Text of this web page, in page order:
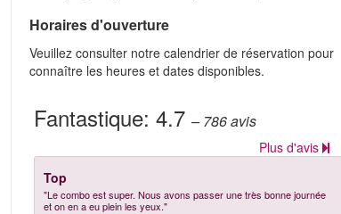
Horaires d'ouverture
Veuillez consulter notre calendrier de réservation pour
connaître les heures et dates disponibles.
Fantastique:4.7– 786avis
Plus d'avis
Top
"Le combo est super. Nous avons passer une très bonne journée
et on en a eu plein les yeux."